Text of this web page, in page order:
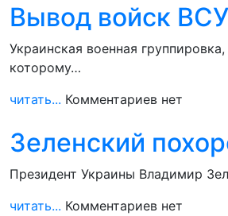
Вывод войск
Украинская военная
которому…
читать... Комментариев нет
Зеленский
Президент Украины Владимир
читать... Комментариев нет